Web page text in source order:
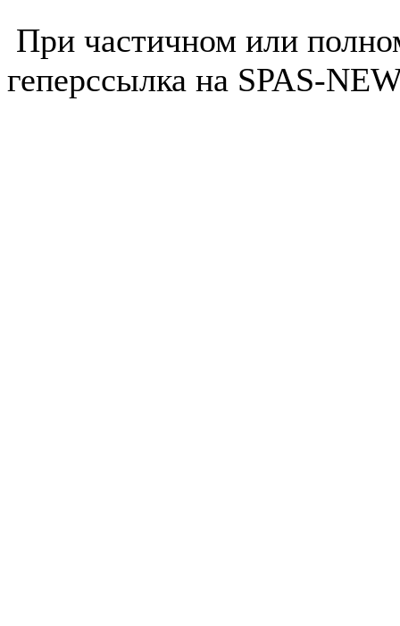
При частичном или
геперссылка на SPAS-